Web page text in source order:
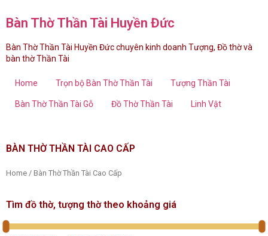
Bàn Thờ Thần Tài Huyền Đức
Bàn Thờ Thần Tài Huyền Đức chuyên kinh doanh Tượng, Đồ thờ và
bàn thờ Thần Tài
Home Trọn bộ Bàn Thờ Thần Tài Tượng Thần Tài
Bàn Thờ Thần Tài Gỗ Đồ Thờ Thần Tài Linh Vật
BÀN THỜ THẦN TÀI CAO CẤP
Home / Bàn Thờ Thần Tài Cao Cấp
Tìm đồ thờ, tượng thờ theo khoảng giá